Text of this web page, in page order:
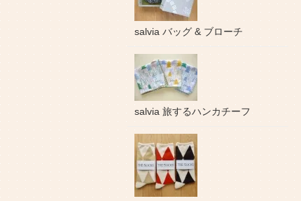
salvia バッグ & ブローチ
salvia 旅するハンカチーフ